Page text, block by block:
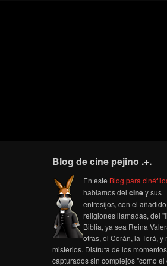
Blog de cine pejino .+.
En este Blog para
hablamos del ciney sus
entresijos, con el
religiones llamadas, del
Biblia, ya sea Reina
otras, el Corán, la Torá, y
misterios. Disfruta de los momentos
capturados sin complejos "como el